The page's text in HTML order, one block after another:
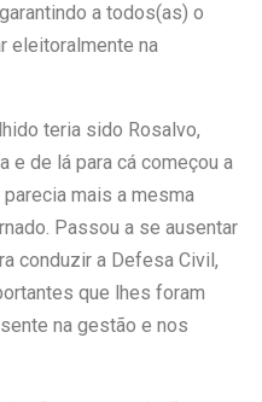
a todos(as) o
eleitoralmente na
teria sido Rosalvo,
e de lá para cá começou a
mais a mesma
Passou a se ausentar
conduzir a Defesa Civil,
que lhes foram
na gestão e nos